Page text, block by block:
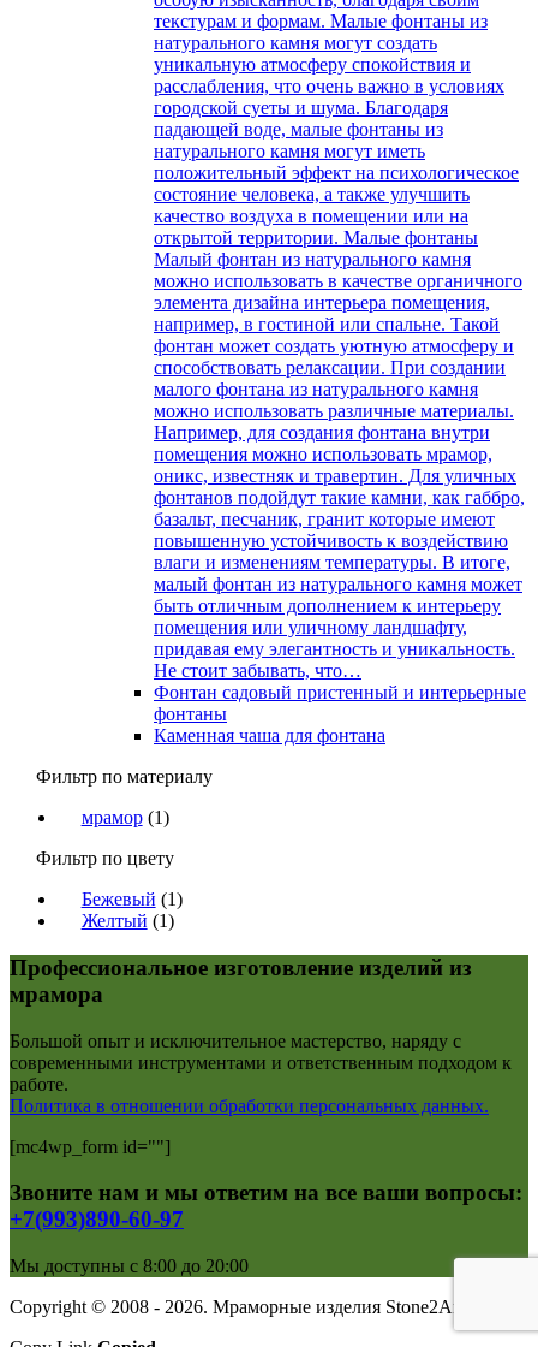
текстурам и формам. Малые фонтаны из
натурального камня могут создать
уникальную атмосферу спокойствия и
расслабления, что очень важно в условиях
городской суеты и шума. Благодаря
падающей воде, малые фонтаны из
натурального камня могут иметь
положительный эффект на психологическое
состояние человека, а также улучшить
качество воздуха в помещении или на
открытой территории. Малые фонтаны
Малый фонтан из натурального камня
можно использовать в качестве органичного
элемента дизайна интерьера помещения,
например, в гостиной или спальне. Такой
фонтан может создать уютную атмосферу и
способствовать релаксации. При создании
малого фонтана из натурального камня
можно использовать различные материалы.
Например, для создания фонтана внутри
помещения можно использовать мрамор,
оникс, известняк и травертин. Для уличных
фонтанов подойдут такие камни, как габбро,
базальт, песчаник, гранит которые имеют
повышенную устойчивость к воздействию
влаги и изменениям температуры. В итоге,
малый фонтан из натурального камня может
быть отличным дополнением к интерьеру
помещения или уличному ландшафту,
придавая ему элегантность и уникальность.
Не стоит забывать, что…
Фонтан садовый пристенный и интерьерные
фонтаны
Каменная чаша для фонтана
Фильтр по материалу
мрамор (1)
Фильтр по цвету
Бежевый (1)
Желтый (1)
Профессиональное изготовление изделий из
мрамора
Большой опыт и исключительное мастерство, наряду с
современными инструментами и ответственным подходом к
работе.
Политика в отношении обработки персональных данных.
[mc4wp_form id=""]
Звоните нам и мы ответим на все ваши вопросы:
+7(993)890-60-97
Мы доступны с 8:00 до 20:00
Copyright © 2008 - 2026. Мраморные изделия Stone2Art.